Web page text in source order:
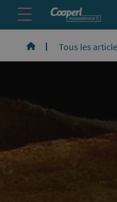
Tous les